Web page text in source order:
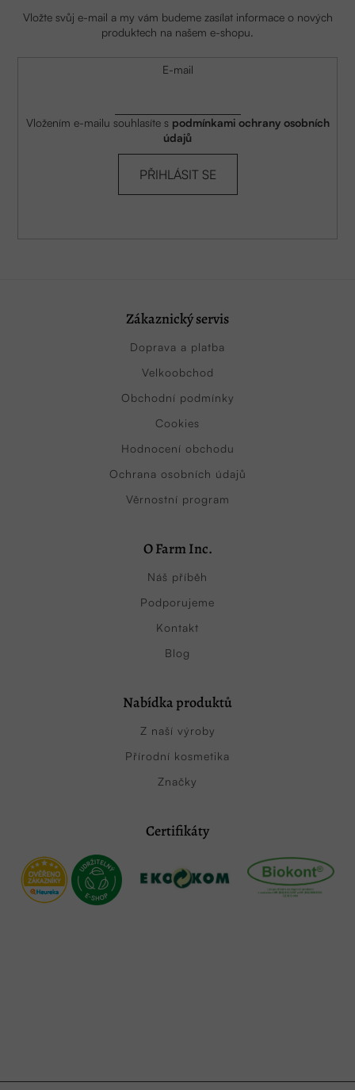
Vložte svůj e-mail a my vám budeme zasílat informace o nových
produktech na našem e-shopu.
E-mail
Vložením e-mailu souhlasíte s podmínkami ochrany osobních
údajů
PŘIHLÁSIT SE
Zákaznický servis
Doprava a platba
Velkoobchod
Obchodní podmínky
Cookies
Hodnocení obchodu
Ochrana osobních údajů
Věrnostní program
O Farm Inc.
Náš příběh
Podporujeme
Kontakt
Blog
Nabídka produktů
Z naší výroby
Přírodní kosmetika
Značky
Certifikáty